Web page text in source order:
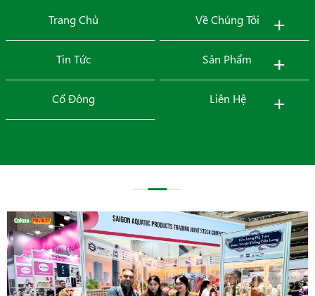
MENU
Trang Chủ +
Về Chúng Tôi
+
Tin Tức +
Sản Phẩm
+
Cổ Đông Liên Hệ